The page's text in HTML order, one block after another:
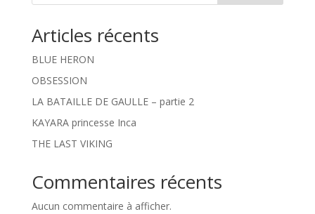
Articles récents
BLUE HERON
OBSESSION
LA BATAILLE DE GAULLE – partie 2
KAYARA princesse Inca
THE LAST VIKING
Commentaires récents
Aucun commentaire à afficher.